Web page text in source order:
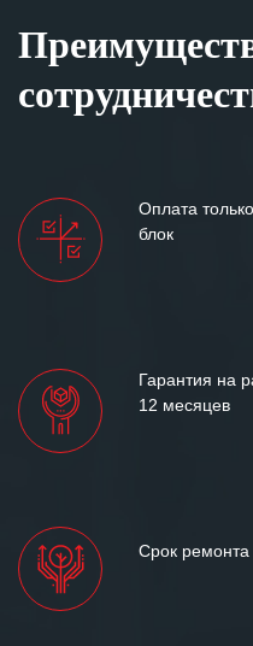
Оплата
блок
Гарантия на
12 месяцев
Срок ремонта